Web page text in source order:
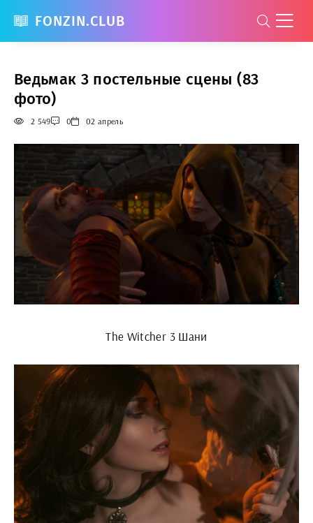
FONZIN.CLUB
Ведьмак 3 постельные сцены (83
фото)
2 549 0 02 апрель
The Witcher 3 Шани